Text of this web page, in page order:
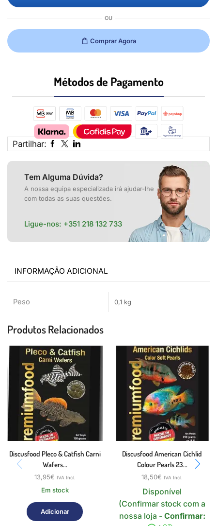
OU
Comprar Agora
Métodos de Pagamento​
Partilhar:
Tem Alguma Dúvida?
A nossa equipa especializada irá ajudar-lhe
com todas as suas questões.
Ligue-nos: +351 218 132 733
INFORMAÇÃO ADICIONAL
Peso 0,1 kg
Produtos Relacionados
Discusfood Pleco & Catfish Carni
Wafers...
13,95€ IVA Incl.
Em stock
Adicionar
Discusfood American Cichlid
Colour Pearls 23...
18,50€ IVA Incl.
Disponível
(Confirmar stock com a
nossa loja - Confirmar: